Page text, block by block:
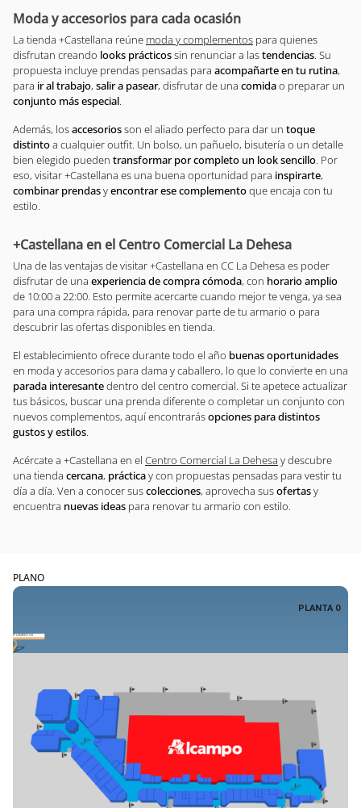
Moda y accesorios para cada ocasión
La tienda +Castellana reúne moda y complementos para quienes
disfrutan creando looks prácticossin renunciar a lastendencias . Su
propuesta incluye prendas pensadas para acompañarte en tu rutina,
para ir al trabajo, salir a pasear, disfrutar de una comidao preparar un
conjunto más especial
Además, losaccesoriosson el aliado perfecto para dar un toque
distintoa cualquier outfit. Un bolso, un pañuelo, bisutería o un detalle
bien elegido pueden transformar por completo un look sencillo . Por
eso, visitar +Castellana es una buena oportunidad para inspirarte,
combinar prendasyencontrar ese complementoque encaja con tu
estilo.
+Castellana en el Centro Comercial La Dehesa
Una de las ventajas de visitar +Castellana en CC La Dehesa es poder
disfrutar de una experiencia de compra cómoda, con horario amplio
de 10:00 a 22:00. Esto permite acercarte cuando mejor te venga, ya sea
para una compra rápida, para renovar parte de tu armario o para
descubrir las ofertas disponibles en tienda.
El establecimiento ofrece durante todo el año buenas oportunidades
en moda y accesorios para dama y caballero, lo que lo convierte en una
parada interesantedentro del centro comercial. Si te apetece actualizar
tus básicos, buscar una prenda diferente o completar un conjunto con
nuevos complementos, aquí encontrarásopciones para distintos
gustos y estilos
Acércate a +Castellana en el Centro Comercial La Dehesa y descubre
una tienda cercana, prácticay con propuestas pensadas para vestir tu
día a día. Ven a conocer suscolecciones, aprovecha susofertasy
encuentra nuevas ideas para renovar tu armario con estilo.
PLANO